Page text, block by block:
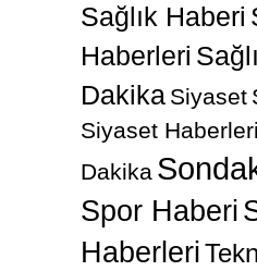
Sağlık Haberi
Haberleri
Dakika Siyaset
Siyaset Haberleri
Dakika
Spor Haberi
Haberleri